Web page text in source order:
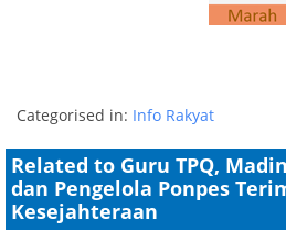
Categorised in: Info Rakyat
Related to Guru TPQ,
dan Pengelola Ponpes
Kesejahteraan